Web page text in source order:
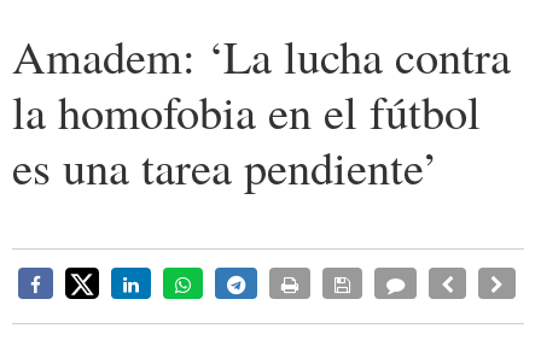
Amadem: ‘La lucha contra
la homofobia en el fútbol
es una tarea pendiente’